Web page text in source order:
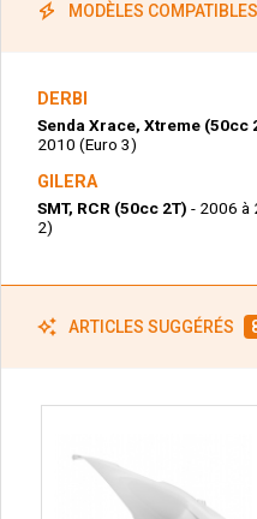
MODÈLES COMPATIBLES
DERBI
Senda Xrace, Xtreme (50cc
2010 (Euro 3)
GILERA
SMT, RCR (50cc 2T) - 2006 à
2)
ARTICLES SUGGÉRÉS